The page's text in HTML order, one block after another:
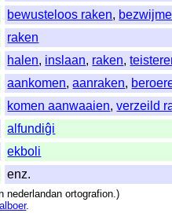
bewusteloos raken,
raken
halen, inslaan, raken,
aankomen,aanraken,
komen aanwaaien,verzeild
alfundiĝi
ekboli
enz.
nederlandan ortografion.)
.